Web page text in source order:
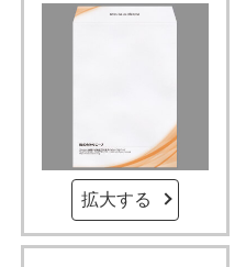
拡大する